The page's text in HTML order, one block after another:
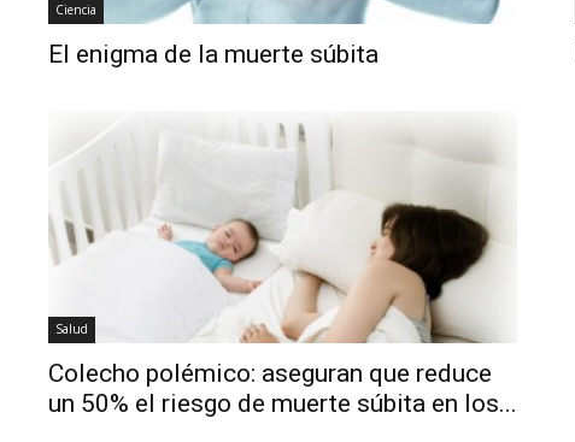
Ciencia
El enigma de la muerte súbita
Salud
Colecho polémico: aseguran que reduce
un 50% el riesgo de muerte súbita en los...